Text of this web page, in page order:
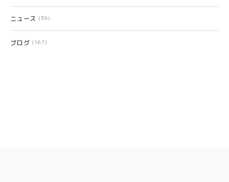
ニュース (39)
ブログ (167)